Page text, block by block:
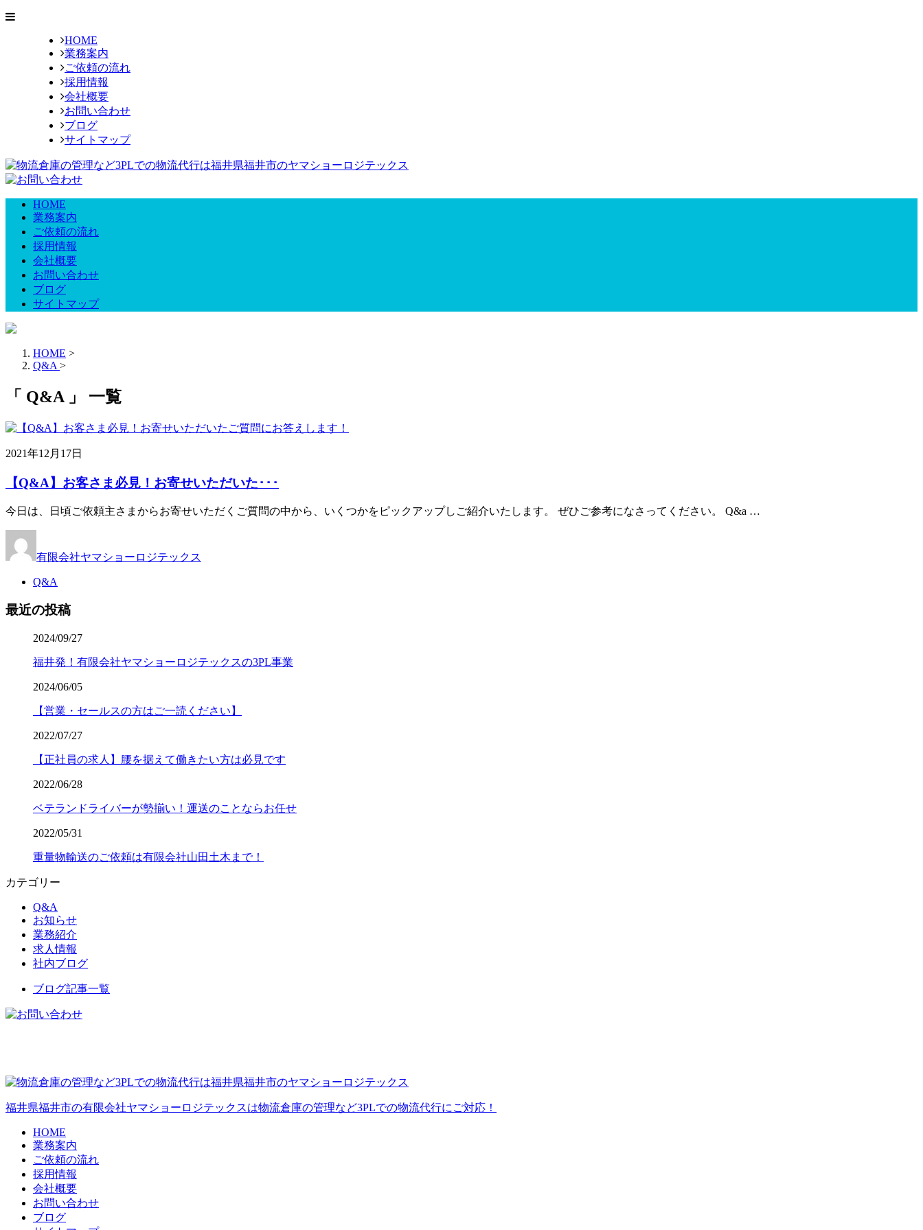
HOME
業務案内
ご依頼の流れ
採用情報
会社概要
お問い合わせ
ブログ
サイトマップ
HOME
業務案内
ご依頼の流れ
採用情報
会社概要
お問い合わせ
ブログ
サイトマップ
HOME >
Q&A >
「 Q&A 」 一覧
2021年12月17日
【Q&A】お客さま必見！お寄せいただいた･･･
今日は、日頃ご依頼主さまからお寄せいただくご質問の中から、いくつかをピックアップしご紹介いたします。 ぜひご参考になさってください。 Q&a …
有限会社ヤマショーロジテックス
Q&A
最近の投稿
2024/09/27
福井発！有限会社ヤマショーロジテックスの3PL事業
2024/06/05
【営業・セールスの方はご一読ください】
2022/07/27
【正社員の求人】腰を据えて働きたい方は必見です
2022/06/28
ベテランドライバーが勢揃い！運送のことならお任せ
2022/05/31
重量物輸送のご依頼は有限会社山田土木まで！
カテゴリー
Q&A
お知らせ
業務紹介
求人情報
社内ブログ
ブログ記事一覧
福井県福井市の有限会社ヤマショーロジテックスは物流倉庫の管理など3PLでの物流代行にご対応！
HOME
業務案内
ご依頼の流れ
採用情報
会社概要
お問い合わせ
ブログ